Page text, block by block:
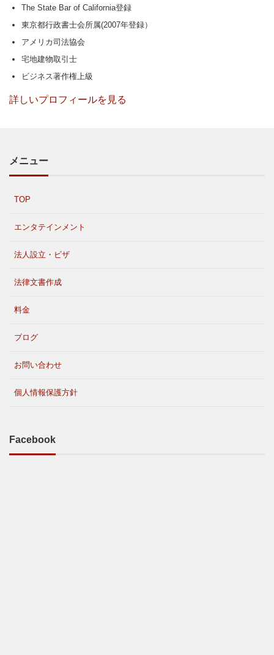
The State Bar of California登録
東京都行政書士会所属(2007年登録）
アメリカ司法協会
宅地建物取引士
ビジネス著作権上級
詳しいプロフィールを見る
メニュー
TOP
エンタテインメント
法人設立・ビザ
法律文書作成
料金
ブログ
お問い合わせ
個人情報保護方針
Facebook